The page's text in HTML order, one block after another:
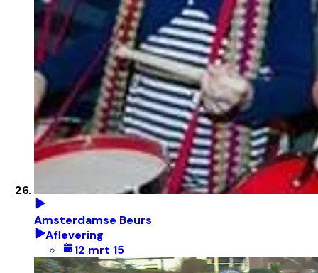
Amsterdamse Beurs
Aflevering
12 mrt 15